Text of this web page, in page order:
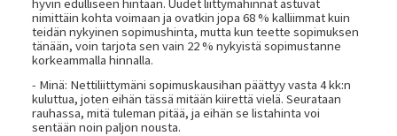
hyvin edulliseen hintaan. Uudet liittymähinnat astuvat
nimittäin kohta voimaan ja ovatkin jopa 68 % kalliimmat kuin
teidän nykyinen sopimushinta, mutta kun teette sopimuksen
tänään, voin tarjota sen vain 22 % nykyistä sopimustanne
korkeammalla hinnalla.
- Minä: Nettiliittymäni sopimuskausihan päättyy vasta 4 kk:n
kuluttua, joten eihän tässä mitään kiirettä vielä. Seurataan
rauhassa, mitä tuleman pitää, ja eihän se listahinta voi
sentään noin paljon nousta.